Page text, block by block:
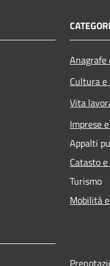
Cultura
Vita
Imprese
Appalti
Catasto
Turismo
Mobilità